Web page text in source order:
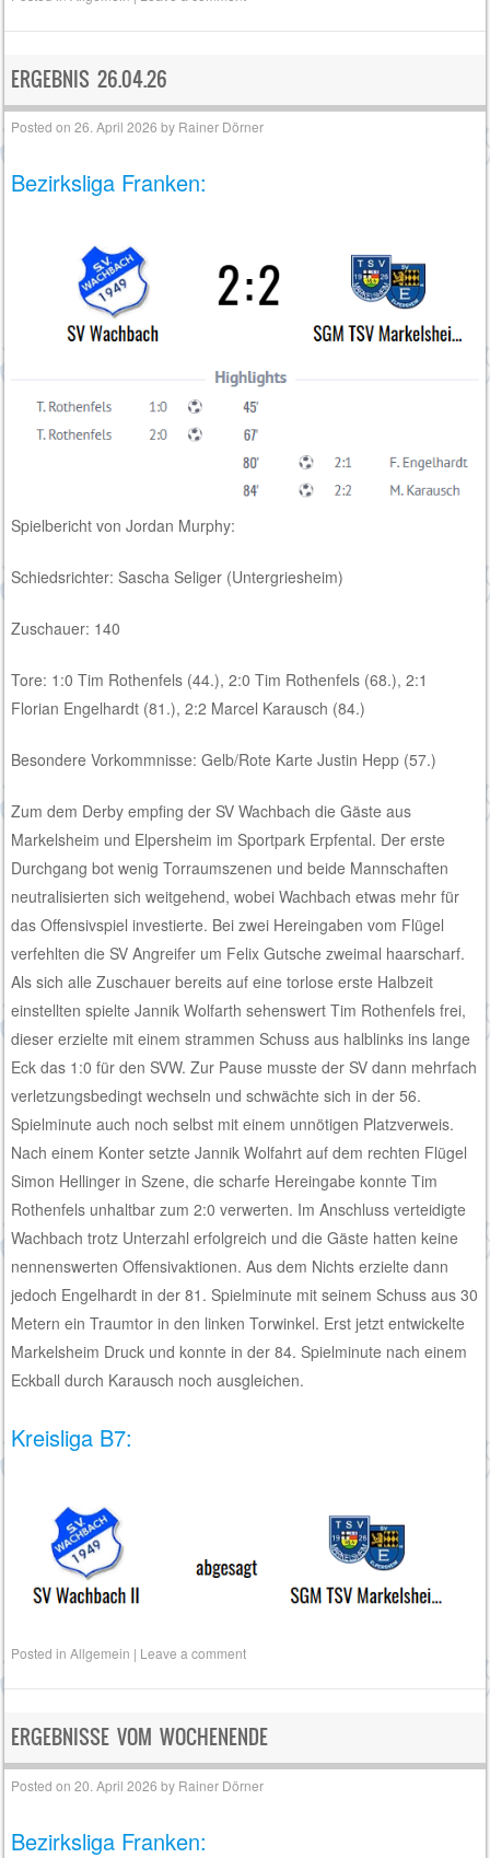
ERGEBNIS 26.04.26
Posted on26. April 2026 by Rainer Dörner
Bezirksliga Franken:
Spielbericht von Jordan Murphy:
Schiedsrichter: Sascha Seliger (Untergriesheim)
Zuschauer: 140
Tore: 1:0 Tim Rothenfels (44.), 2:0 Tim Rothenfels (68.), 2:1
Florian Engelhardt (81.), 2:2 Marcel Karausch (84.)
Besondere Vorkommnisse: Gelb/Rote Karte Justin Hepp (57.)
Zum dem Derby empfing der SV Wachbach die Gäste aus
Markelsheim und Elpersheim im Sportpark Erpfental. Der erste
Durchgang bot wenig Torraumszenen und beide Mannschaften
neutralisierten sich weitgehend, wobei Wachbach etwas mehr für
das Offensivspiel investierte. Bei zwei Hereingaben vom Flügel
verfehlten die SV Angreifer um Felix Gutsche zweimal haarscharf.
Als sich alle Zuschauer bereits auf eine torlose erste Halbzeit
einstellten spielte Jannik Wolfarth sehenswert Tim Rothenfels frei,
dieser erzielte mit einem strammen Schuss aus halblinks ins lange
Eck das 1:0 für den SVW. Zur Pause musste der SV dann mehrfach
verletzungsbedingt wechseln und schwächte sich in der 56.
Spielminute auch noch selbst mit einem unnötigen Platzverweis.
Nach einem Konter setzte Jannik Wolfahrt auf dem rechten Flügel
Simon Hellinger in Szene, die scharfe Hereingabe konnte Tim
Rothenfels unhaltbar zum 2:0 verwerten. Im Anschluss verteidigte
Wachbach trotz Unterzahl erfolgreich und die Gäste hatten keine
nennenswerten Offensivaktionen. Aus dem Nichts erzielte dann
jedoch Engelhardt in der 81. Spielminute mit seinem Schuss aus 30
Metern ein Traumtor in den linken Torwinkel. Erst jetzt entwickelte
Markelsheim Druck und konnte in der 84. Spielminute nach einem
Eckball durch Karausch noch ausgleichen.
Kreisliga B7:
Posted inAllgemein | Leave a comment
ERGEBNISSE VOM WOCHENENDE
Posted on20. April 2026 by Rainer Dörner
Bezirksliga Franken: